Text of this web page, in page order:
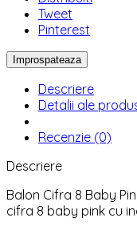
Tweet
Pinterest
Descriere
Detalii ale
Recenzie (0)
Descriere
Balon Cifra 8 Baby
cifra 8 baby pink cu